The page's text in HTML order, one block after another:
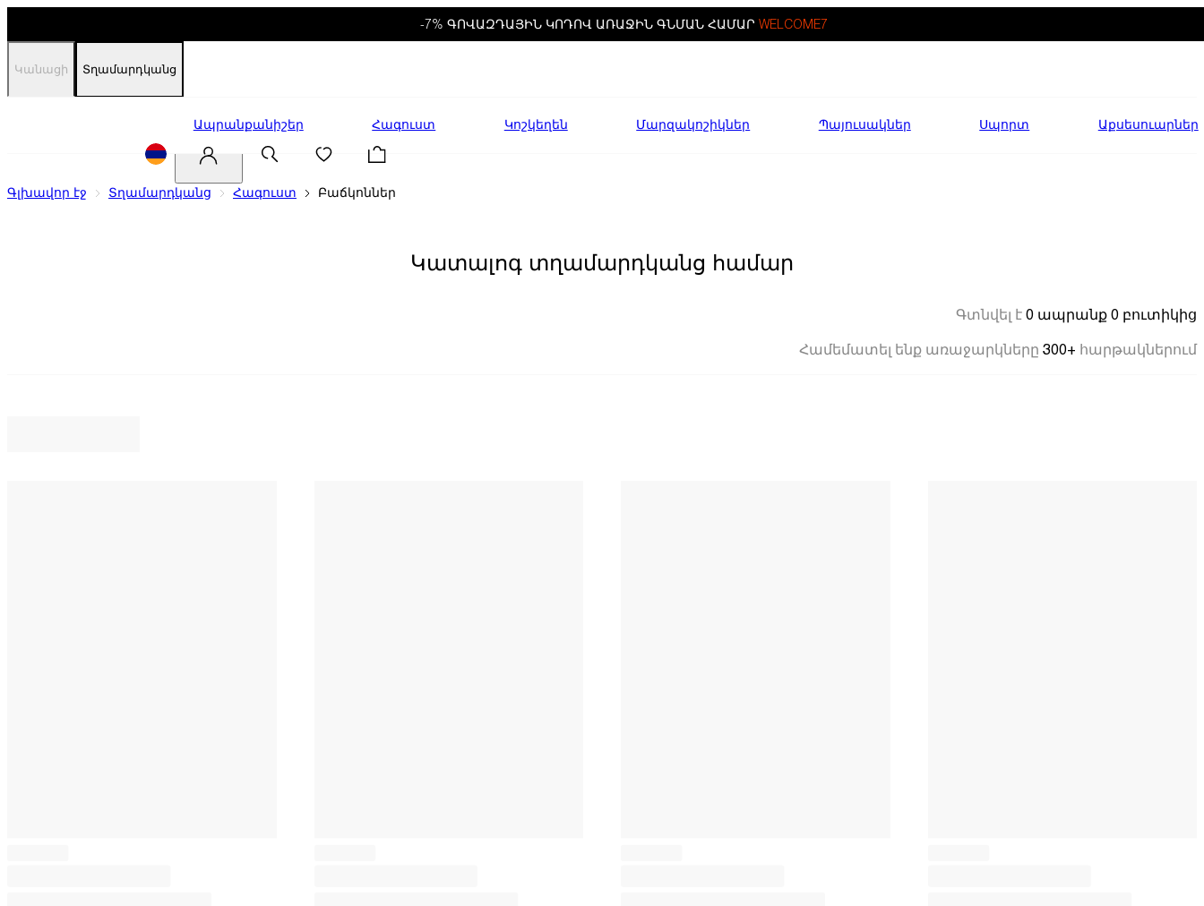
-7% ԳՈՎԱԶԴԱՅԻՆ ԿՈԴՈՎ ԱՌԱՋԻՆ ԳՆՄԱՆ ՀԱՄԱՐ WELCOME7
Կանացի Տղամարդկանց
Ապրանքանիշեր Հագուստ Կոշկեղեն Մարզակոշիկներ Պայուսակներ Սպորտ Աքսեսուարներ
Գլխավոր էջ Տղամարդկանց Հագուստ Բաճկոններ
Կատալոգ տղամարդկանց համար
Գտնվել է 0 ապրանք 0 բուտիկից
Համեմատել ենք առաջարկները 300+ հարթակներում